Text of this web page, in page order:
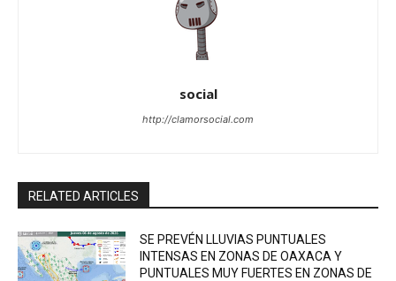
social
http://clamorsocial.com
RELATED ARTICLES
SE PREVÉN LLUVIAS PUNTUALES
INTENSAS EN ZONAS DE OAXACA Y
PUNTUALES MUY FUERTES EN ZONAS DE